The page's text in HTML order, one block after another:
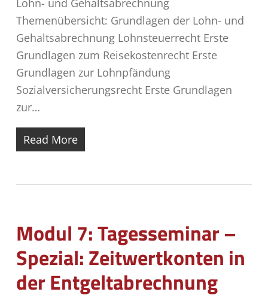
Lohn- und Gehaltsabrechnung
Themenübersicht: Grundlagen der Lohn- und
Gehaltsabrechnung Lohnsteuerrecht Erste
Grundlagen zum Reisekostenrecht Erste
Grundlagen zur Lohnpfändung
Sozialversicherungsrecht Erste Grundlagen
zur…
Read More
Modul 7: Tagesseminar –
Spezial: Zeitwertkonten in
der Entgeltabrechnung